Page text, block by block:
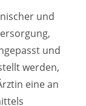
und
und
werden,
eine an